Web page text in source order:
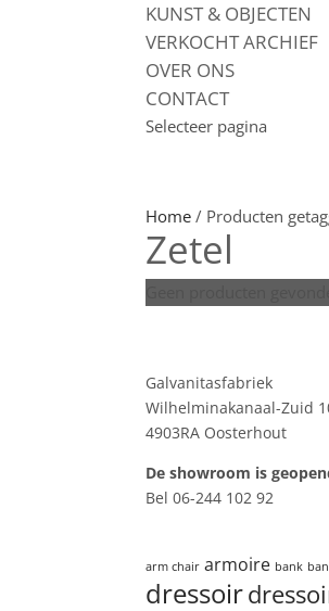
KUNST & OBJECTEN
VERKOCHT ARCHIEF
OVER ONS
CONTACT
Selecteer pagina
Home / Producten
Zetel
Galvanitasfabriek
Wilhelminakanaal-Zuid
4903RA Oosterhout
De showroom is
Bel 06-244 102 92
arm chair armoire bank
dressoir